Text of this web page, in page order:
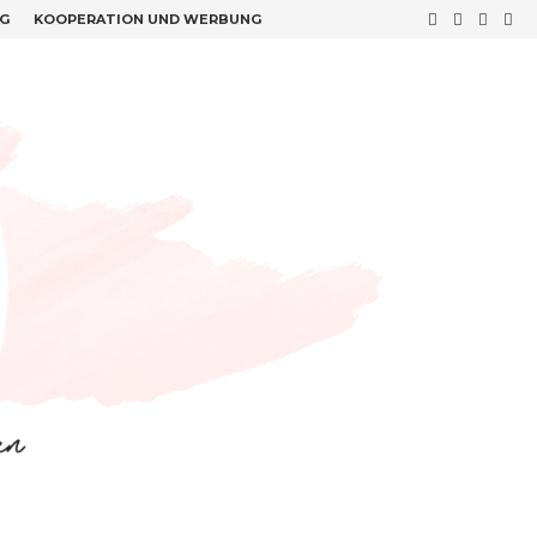
KOOPERATION UND WERBUNG